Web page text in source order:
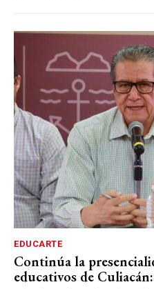
EDUCARTE
Continúa la
educativos de